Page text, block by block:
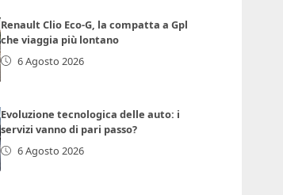
Renault Clio Eco-G, la compatta a Gpl
che viaggia più lontano
6 Agosto 2026
Evoluzione tecnologica delle auto: i
servizi vanno di pari passo?
6 Agosto 2026